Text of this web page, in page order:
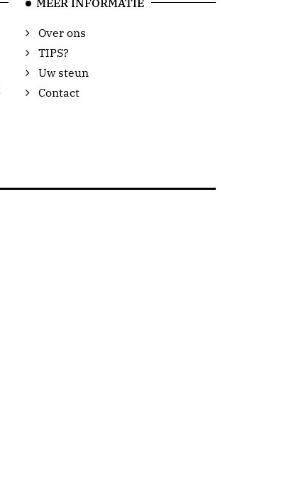
MEER INFORMATIE
Over ons
TIPS?
Uw steun
Contact